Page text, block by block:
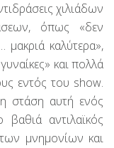
χιλιάδων
όπως «δεν
καλύτερα»,
και πολλά
εντός του show.
στάση αυτή ενός
αντιλαϊκός
μνημονίων και